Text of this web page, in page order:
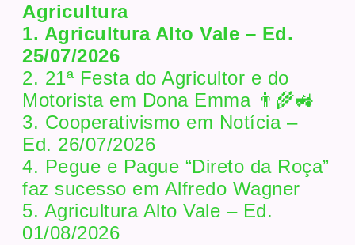
Agricultura
1. Agricultura Alto Vale – Ed.
25/07/2026
2. 21ª Festa do Agricultor e do
Motorista em Dona Emma 👨‍🌾🚜
3. Cooperativismo em Notícia –
Ed. 26/07/2026
4. Pegue e Pague “Direto da Roça”
faz sucesso em Alfredo Wagner
5. Agricultura Alto Vale – Ed.
01/08/2026